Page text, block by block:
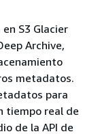
S3 Glacier
Archive,
metadatos.
para
tiempo real de
de la API de